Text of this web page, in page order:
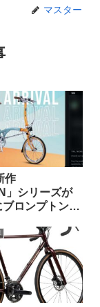
マスター
作
」シリーズが
ロンプトンな
vs.
最終戦争へ】